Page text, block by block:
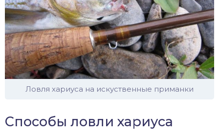
Ловля хариуса на искуственные приманки
Способы ловли хариуса